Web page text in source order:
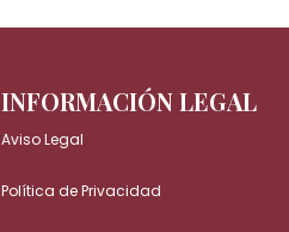
INFORMACIÓN LEGAL
Aviso Legal
Política de Privacidad